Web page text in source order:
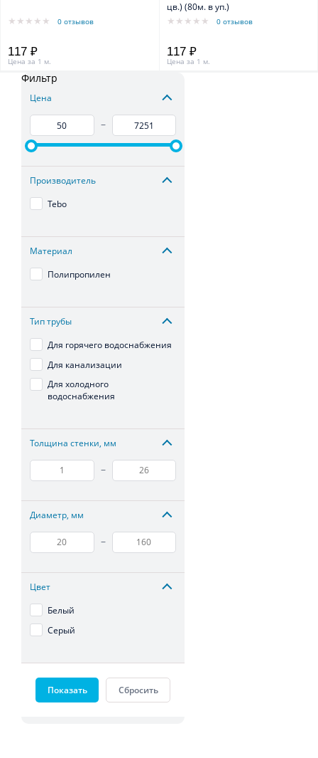
0 отзывов
117 ₽
Цена за 1 м.
цв.) (80м. в уп.)
0 отзывов
117 ₽
Цена за 1 м.
Фильтр
Цена
–
Производитель
Tebo
Материал
Полипропилен
Тип трубы
Для горячего водоснабжения
Для канализации
Для холодного
водоснабжения
Толщина стенки, мм
–
Диаметр, мм
–
Цвет
Белый
Серый
Показать Сбросить